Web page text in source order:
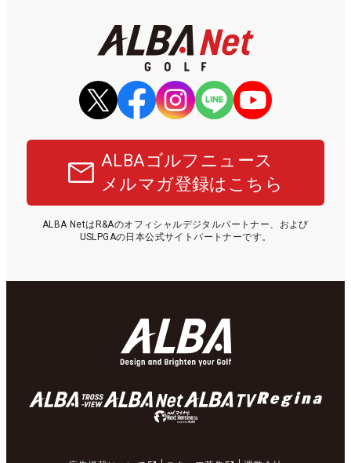
ALBAゴルフニュース
メルマガ登録はこちら
ALBA NetはR&Aのオフィシャルデジタルパートナー、および
USLPGAの日本公式サイトパートナーです。